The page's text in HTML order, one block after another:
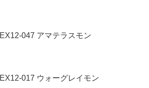
EX12-047 アマテラスモン
EX12-017 ウォーグレイモン